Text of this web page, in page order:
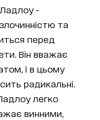
-
та
перед
Він вважає
і в цьому
радикальні.
легко
винними,